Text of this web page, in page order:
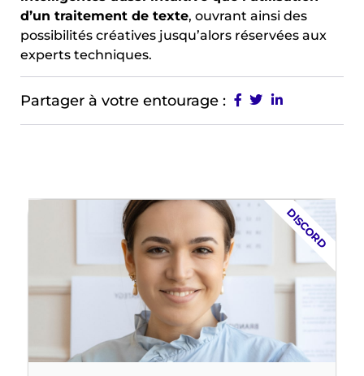
d’un traitement de texte, ouvrant ainsi des
possibilités créatives jusqu’alors réservées aux
experts techniques.
Partager à votre entourage :
DISCORD